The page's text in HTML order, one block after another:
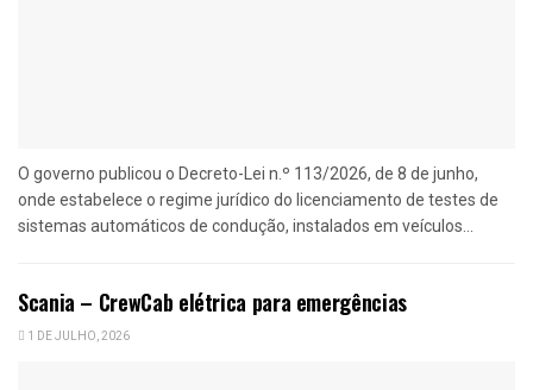
O governo publicou o Decreto-Lei n.º 113/2026, de 8 de junho,
onde estabelece o regime jurídico do licenciamento de testes de
sistemas automáticos de condução, instalados em veículos...
Scania – CrewCab elétrica para emergências
1 DE JULHO, 2026